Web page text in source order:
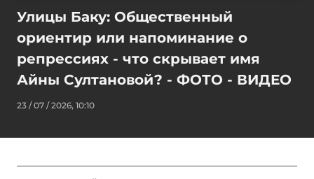
Улицы Баку: Общественный
ориентир или напоминание о
репрессиях - что скрывает имя
Айны Султановой? - ФОТО - ВИДЕО
23 / 07 / 2026, 10:10